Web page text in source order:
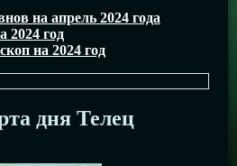
на апрель 2024 года
2024 год
на 2024 год
дня Телец